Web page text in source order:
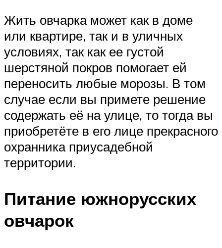
Жить овчарка может как в доме
или квартире, так и в уличных
условиях, так как ее густой
шерстяной покров помогает ей
переносить любые морозы. В том
случае если вы примете решение
содержать её на улице, то тогда вы
приобретёте в его лице прекрасного
охранника приусадебной
территории.
Питание южнорусских
овчарок